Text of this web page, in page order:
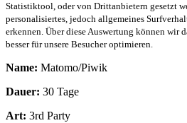
Statistiktool, oder von Drittanbietern gesetzt
personalisiertes, jedoch allgemeines
erkennen. Über diese Auswertung können wir
besser für unsere Besucher optimieren.
Name: Matomo/Piwik
Dauer: 30 Tage
Art: 3rd Party